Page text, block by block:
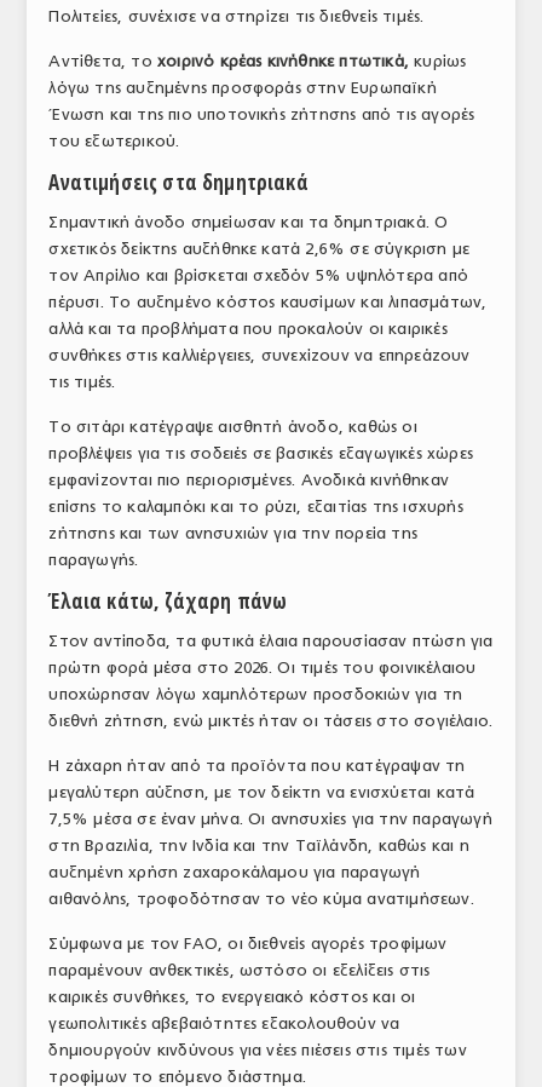
ΤΟ ΠΕΡΙΟΔΙΚΟ
Profile
ΑΡΧΕΙΟ ΤΕΥΧΩΝ
Πολιτείες, συνέχισε να στηρίζει τις διεθνείς τιμές.
Αντίθετα, το χοιρινό κρέας κινήθηκε πτωτικά, κυρίως
λόγω της αυξημένης προσφοράς στην Ευρωπαϊκή
Ένωση και της πιο υποτονικής ζήτησης από τις αγορές
του εξωτερικού.
Ανατιμήσεις στα δημητριακά
Σημαντική άνοδο σημείωσαν και τα δημητριακά. Ο
σχετικός δείκτης αυξήθηκε κατά 2,6% σε σύγκριση με
τον Απρίλιο και βρίσκεται σχεδόν 5% υψηλότερα από
πέρυσι. Το αυξημένο κόστος καυσίμων και λιπασμάτων,
αλλά και τα προβλήματα που προκαλούν οι καιρικές
συνθήκες στις καλλιέργειες, συνεχίζουν να επηρεάζουν
τις τιμές.
Το σιτάρι κατέγραψε αισθητή άνοδο, καθώς οι
προβλέψεις για τις σοδειές σε βασικές εξαγωγικές χώρες
εμφανίζονται πιο περιορισμένες. Ανοδικά κινήθηκαν
επίσης το καλαμπόκι και το ρύζι, εξαιτίας της ισχυρής
ζήτησης και των ανησυχιών για την πορεία της
παραγωγής.
Έλαια κάτω, ζάχαρη πάνω
Στον αντίποδα, τα φυτικά έλαια παρουσίασαν πτώση για
πρώτη φορά μέσα στο 2026. Οι τιμές του φοινικέλαιου
υποχώρησαν λόγω χαμηλότερων προσδοκιών για τη
διεθνή ζήτηση, ενώ μικτές ήταν οι τάσεις στο σογιέλαιο.
Η ζάχαρη ήταν από τα προϊόντα που κατέγραψαν τη
μεγαλύτερη αύξηση, με τον δείκτη να ενισχύεται κατά
7,5% μέσα σε έναν μήνα. Οι ανησυχίες για την παραγωγή
στη Βραζιλία, την Ινδία και την Ταϊλάνδη, καθώς και η
αυξημένη χρήση ζαχαροκάλαμου για παραγωγή
αιθανόλης, τροφοδότησαν το νέο κύμα ανατιμήσεων.
Σύμφωνα με τον FAO, οι διεθνείς αγορές τροφίμων
παραμένουν ανθεκτικές, ωστόσο οι εξελίξεις στις
καιρικές συνθήκες, το ενεργειακό κόστος και οι
γεωπολιτικές αβεβαιότητες εξακολουθούν να
δημιουργούν κινδύνους για νέες πιέσεις στις τιμές των
τροφίμων το επόμενο διάστημα.